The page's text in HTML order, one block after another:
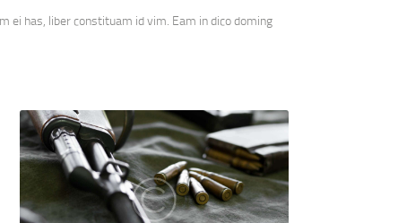
ei has, liber constituam id vim. Eam in dico doming